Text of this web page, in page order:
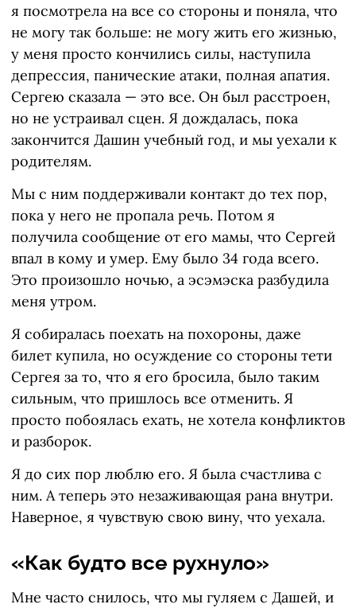
я посмотрела на все со стороны и поняла, что
не могу так больше: не могу жить его жизнью,
у меня просто кончились силы, наступила
депрессия, панические атаки, полная апатия.
Сергею сказала — это все. Он был расстроен,
но не устраивал сцен. Я дождалась, пока
закончится Дашин учебный год, и мы уехали к
родителям.
Мы с ним поддерживали контакт до тех пор,
пока у него не пропала речь. Потом я
получила сообщение от его мамы, что Сергей
впал в кому и умер. Ему было 34 года всего.
Это произошло ночью, а эсэмэска разбудила
меня утром.
Я собиралась поехать на похороны, даже
билет купила, но осуждение со стороны тети
Сергея за то, что я его бросила, было таким
сильным, что пришлось все отменить. Я
просто побоялась ехать, не хотела конфликтов
и разборок.
Я до сих пор люблю его. Я была счастлива с
ним. А теперь это незаживающая рана внутри.
Наверное, я чувствую свою вину, что уехала.
«Как будто все рухнуло»
Мне часто снилось, что мы гуляем с Дашей, и